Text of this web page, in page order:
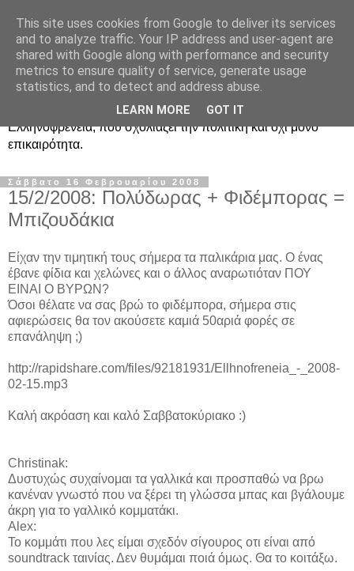
Ραδιοφωνική
Ελληνοφρένεια Unofficial
Η γνωστή ραδιοφωνική εκπομπή κατά κόσμον
Ελληνοφρένεια, που σχολιάζει την πολιτική και όχι μόνο
επικαιρότητα.
Σάββατο 16 Φεβρουαρίου 2008
15/2/2008: Πολύδωρας + Φιδέμπορας =
Μπιζουδάκια
Είχαν την τιμητική τους σήμερα τα παλικάρια μας. Ο ένας
έβανε φίδια και χελώνες και ο άλλος αναρωτιόταν ΠΟΥ
ΕΙΝΑΙ Ο ΒΥΡΩΝ?
Όσοι θέλατε να σας βρώ το φιδέμπορα, σήμερα στις
αφιερώσεις θα τον ακούσετε καμιά 50αριά φορές σε
επανάληψη ;)
http://rapidshare.com/files/92181931/Ellhnofreneia_-_2008-
02-15.mp3
Καλή ακρόαση και καλό Σαββατοκύριακο :)
Christinak:
Δυστυχώς συχαίνομαι τα γαλλικά και προσπαθώ να βρω
κανέναν γνωστό που να ξέρει τη γλώσσα μπας και βγάλουμε
άκρη για το γαλλικό κομματάκι.
Alex:
Το κομμάτι που λες είμαι σχεδόν σίγουρος οτι είναι από
soundtrack ταινίας. Δεν θυμάμαι ποιά όμως. Θα το κοιτάξω.
This site uses cookies from Google to deliver its services
and to analyze traffic. Your IP address and user-agent are
shared with Google along with performance and security
metrics to ensure quality of service, generate usage
statistics, and to detect and address abuse.
LEARN MORE GOT IT